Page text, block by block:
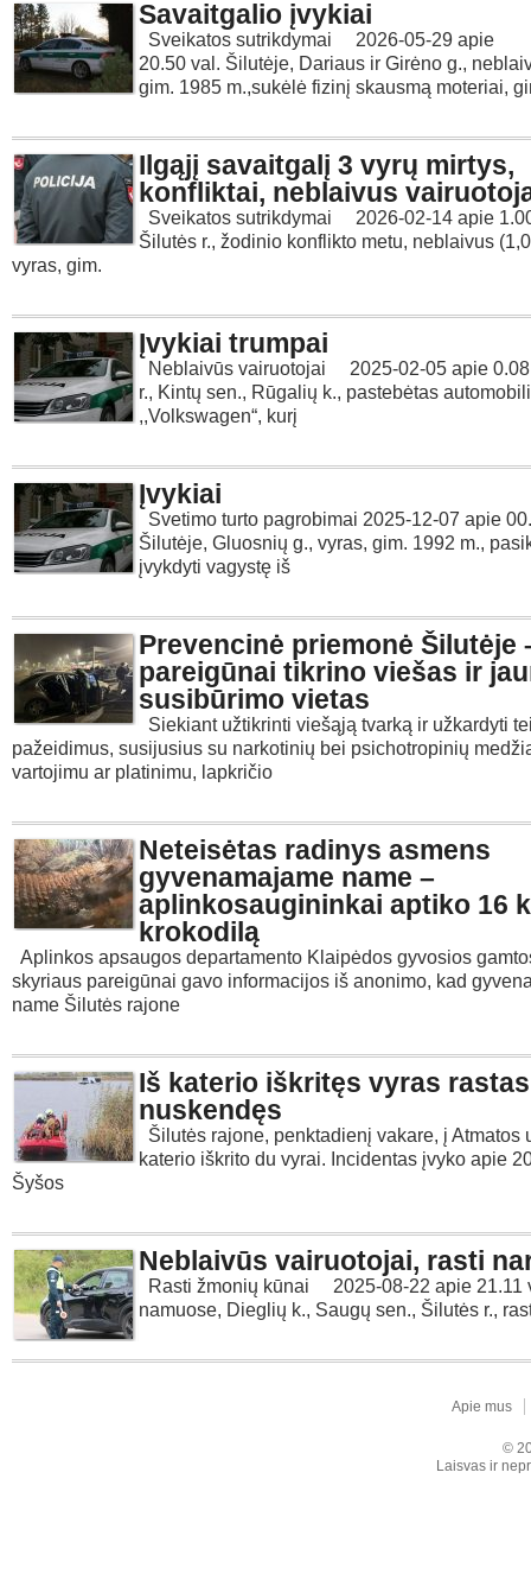
Savaitgalio įvykiai
Sveikatos sutrikdymai 2026-05-29 apie
20.50 val. Šilutėje, Dariaus ir Girėno g.,
gim. 1985 m.,sukėlė fizinį skausmą moteriai,
Ilgąjį savaitgalį 3 vyrų mirtys,
konfliktai, neblaivus
Sveikatos sutrikdymai 2026-02-14 apie
Šilutės r., žodinio konflikto metu, neblaivus
vyras, gim.
Įvykiai trumpai
Neblaivūs vairuotojai 2025-02-05 apie
r., Kintų sen., Rūgalių k., pastebėtas
,,Volkswagen“, kurį
Įvykiai
Svetimo turto pagrobimai 2025-12-07 apie
Šilutėje, Gluosnių g., vyras, gim. 1992 m.,
įvykdyti vagystę iš
Prevencinė priemonė Šilutėje
pareigūnai tikrino viešas ir
susibūrimo vietas
Siekiant užtikrinti viešąją tvarką ir užkardyti
pažeidimus, susijusius su narkotinių bei psichotropinių
vartojimu ar platinimu, lapkričio
Neteisėtas radinys asmens
gyvenamajame name –
aplinkosaugininkai aptiko 16
krokodilą
Aplinkos apsaugos departamento Klaipėdos gyvosios
skyriaus pareigūnai gavo informacijos iš anonimo, kad
name Šilutės rajone
Iš katerio iškritęs vyras rastas
nuskendęs
Šilutės rajone, penktadienį vakare, į Atmatos
katerio iškrito du vyrai. Incidentas įvyko apie
Šyšos
Neblaivūs vairuotojai, rasti
Rasti žmonių kūnai 2025-08-22 apie 21.11
namuose, Dieglių k., Saugų sen., Šilutės r.,
Apie mus
©
Laisvas ir